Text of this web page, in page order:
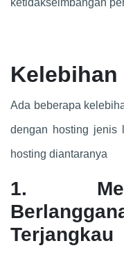
ketidakseimbangan
Ada beberapa
dengan hosting jenis
hosting diantaranya
1.
Terjangkau